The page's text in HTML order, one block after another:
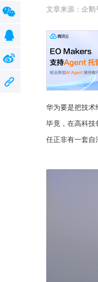
文章来源： 企鹅
华为要是把技术
毕竟，在高科技
任正非有一套自